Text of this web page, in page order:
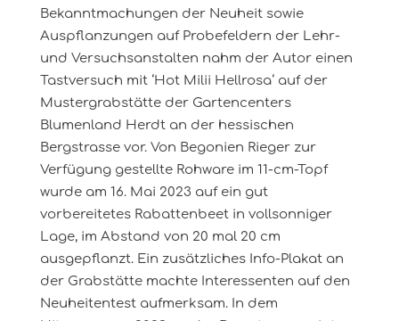
Bekanntmachungen der Neuheit sowie
Auspflanzungen auf Probefeldern der Lehr-
und Versuchsanstalten nahm der Autor einen
Tastversuch mit ‘Hot Milii Hellrosa‘ auf der
Mustergrabstätte der Gartencenters
Blumenland Herdt an der hessischen
Bergstrasse vor. Von Begonien Rieger zur
Verfügung gestellte Rohware im 11-cm-Topf
wurde am 16. Mai 2023 auf ein gut
vorbereitetes Rabattenbeet in vollsonniger
Lage, im Abstand von 20 mal 20 cm
ausgepflanzt. Ein zusätzliches Info-Plakat an
der Grabstätte machte Interessenten auf den
Neuheitentest aufmerksam. In dem